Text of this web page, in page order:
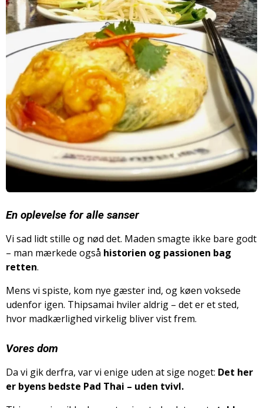
En oplevelse for alle sanser
Vi sad lidt stille og nød det. Maden smagte ikke bare godt
– man mærkede også historien og passionen bag
retten.
Mens vi spiste, kom nye gæster ind, og køen voksede
udenfor igen. Thipsamai hviler aldrig – det er et sted,
hvor madkærlighed virkelig bliver vist frem.
Vores dom
Da vi gik derfra, var vi enige uden at sige noget: Det her
er byens bedste Pad Thai – uden tvivl.